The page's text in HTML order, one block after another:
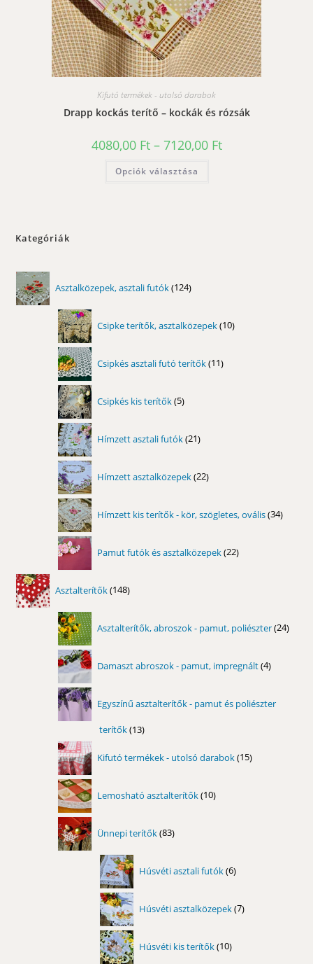
Kifutó termékek - utolsó darabok
Drapp kockás terítő – kockák és rózsák
4080,00 Ft – 7120,00 FtÁrtartomány:
4080,00 Ft
Opciók választása
Kategóriák
Asztalközepek, asztali futók 124
termék
Csipke terítők, asztalközepek 10
termék
Csipkés asztali futó terítők 11
termék
Csipkés kis terítők 5
termék
Hímzett asztali futók 21
termék
Hímzett asztalközepek 22
termék
Hímzett kis terítők - kör, szögletes, ovális 34
termék
Pamut futók és asztalközepek 22
termék
Asztalterítők 148
termék
Asztalterítők, abroszok - pamut, poliészter 24
Damaszt abroszok - pamut, impregnált 4
termék
Egyszínű asztalterítők - pamut és poliészter
terítők 1313
Kifutó termékek - utolsó darabok 15
termék
Lemosható asztalterítők 10
termék
Ünnepi terítők 83
termék
Húsvéti asztali futók 6
termék
Húsvéti asztalközepek 7
termék
Húsvéti kis terítők 10
termék